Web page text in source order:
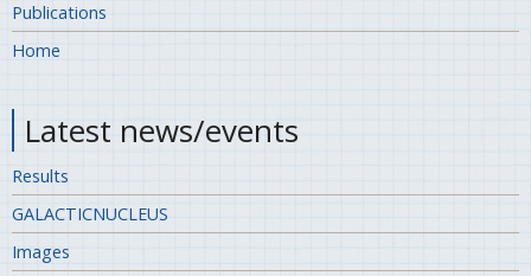
Publications
Home
Latest news/events
Results
GALACTICNUCLEUS
Images